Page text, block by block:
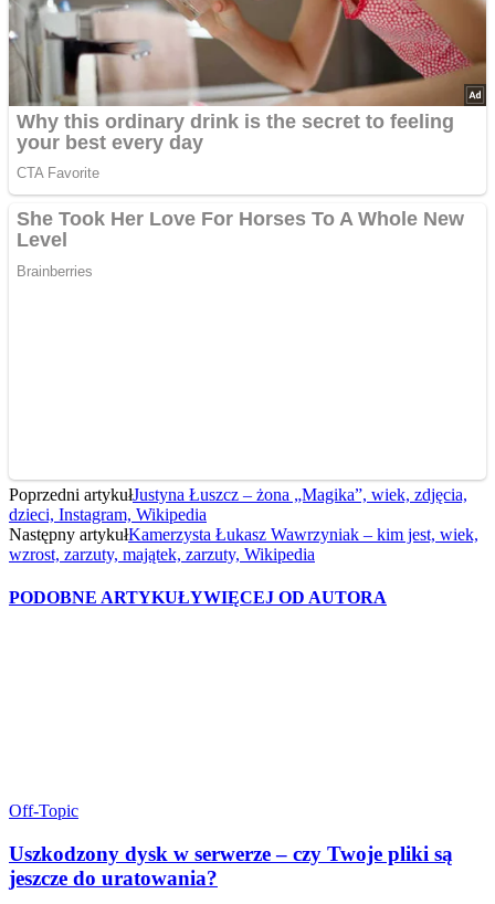
Poprzedni artykułJustyna Łuszcz – żona „Magika”, wiek, zdjęcia,
dzieci, Instagram, Wikipedia
Następny artykułKamerzysta Łukasz Wawrzyniak – kim jest, wiek,
wzrost, zarzuty, majątek, zarzuty, Wikipedia
PODOBNE ARTYKUŁYWIĘCEJ OD AUTORA
Off-Topic
Uszkodzony dysk w serwerze – czy Twoje pliki są
jeszcze do uratowania?